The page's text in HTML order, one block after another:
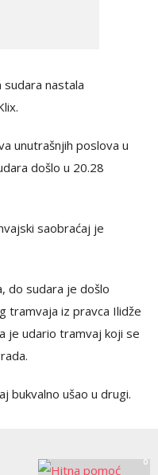
sudara nastala
unutrašnjih poslova u
došlo u 20.28
saobraćaj je
do sudara je došlo
tramvaja iz pravca Ilidže
je udario tramvaj koji se
bukvalno ušao u drugi.
0